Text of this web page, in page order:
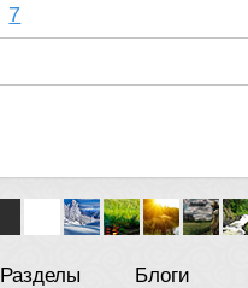
7
Разделы Блоги